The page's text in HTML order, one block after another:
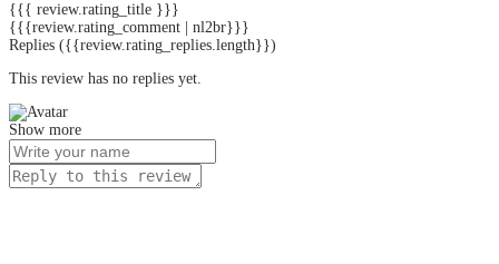
{{{ review.rating_title }}}
{{{review.rating_comment | nl2br}}}
Replies ({{review.rating_replies.length}})
This review has no replies yet.
Show more